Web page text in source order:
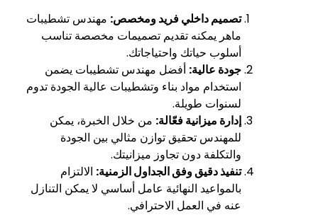
تصميم داخلي فريد ومخصص: مهندس تشطيبات
ماهر يمكنه تقديم تصميمات مخصصة تناسب
أسلوب حياتك واحتياجاتك.
جودة عالية: أفضل مهندس تشطيبات يضمن
استخدام مواد بناء وتشطيبات عالية الجودة تدوم
لسنوات طويلة.
إدارة ميزانية فعّالة: من خلال الخبرة، يمكن
للمهندس تحقيق توازن مثالي بين الجودة
والتكلفة دون تجاوز ميزانيتك.
تنفيذ دقيق وفق الجداول الزمنية: الالتزام
بالمواعيد النهائية عامل أساسي لا يمكن التنازل
عنه في العمل الاحترافي.